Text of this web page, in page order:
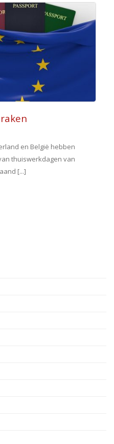
en België hebben
thuiswerkdagen van
[...]